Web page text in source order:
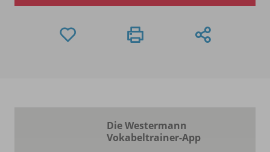
Die Westermann
Vokabeltrainer-App